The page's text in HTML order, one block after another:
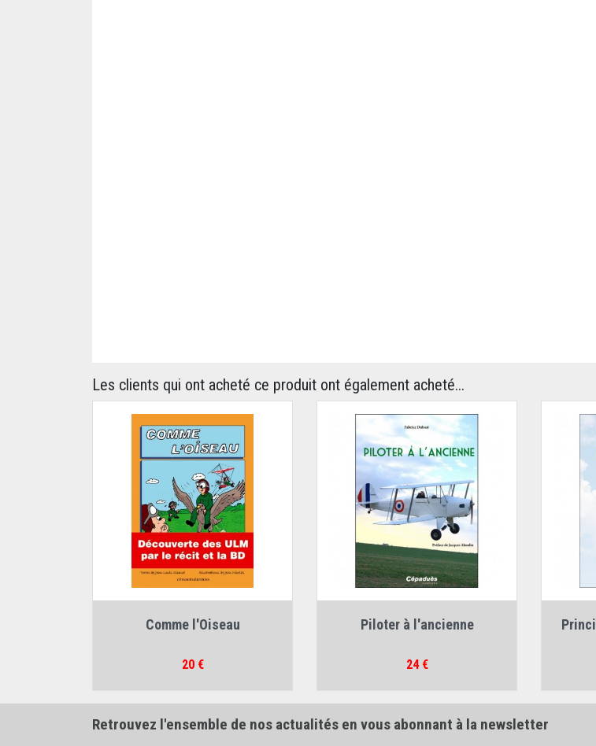
Les clients qui ont acheté ce produit ont également acheté...
Comme l'Oiseau
Prix
20 €
Piloter à l'ancienne
Prix
24 €
Retrouvez l'ensemble de nos actualités en vous abonnant à la newsletter